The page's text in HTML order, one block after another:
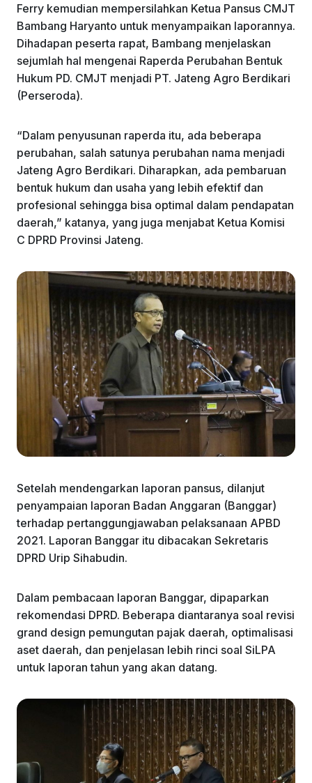
Ferry kemudian mempersilahkan Ketua Pansus CMJT
Bambang Haryanto untuk menyampaikan laporannya.
Dihadapan peserta rapat, Bambang menjelaskan
sejumlah hal mengenai Raperda Perubahan Bentuk
Hukum PD. CMJT menjadi PT. Jateng Agro Berdikari
(Perseroda).
“Dalam penyusunan raperda itu, ada beberapa
perubahan, salah satunya perubahan nama menjadi
Jateng Agro Berdikari. Diharapkan, ada pembaruan
bentuk hukum dan usaha yang lebih efektif dan
profesional sehingga bisa optimal dalam pendapatan
daerah,” katanya, yang juga menjabat Ketua Komisi
C DPRD Provinsi Jateng.
Setelah mendengarkan laporan pansus, dilanjut
penyampaian laporan Badan Anggaran (Banggar)
terhadap pertanggungjawaban pelaksanaan APBD
2021. Laporan Banggar itu dibacakan Sekretaris
DPRD Urip Sihabudin.
Dalam pembacaan laporan Banggar, dipaparkan
rekomendasi DPRD. Beberapa diantaranya soal revisi
grand design pemungutan pajak daerah, optimalisasi
aset daerah, dan penjelasan lebih rinci soal SiLPA
untuk laporan tahun yang akan datang.